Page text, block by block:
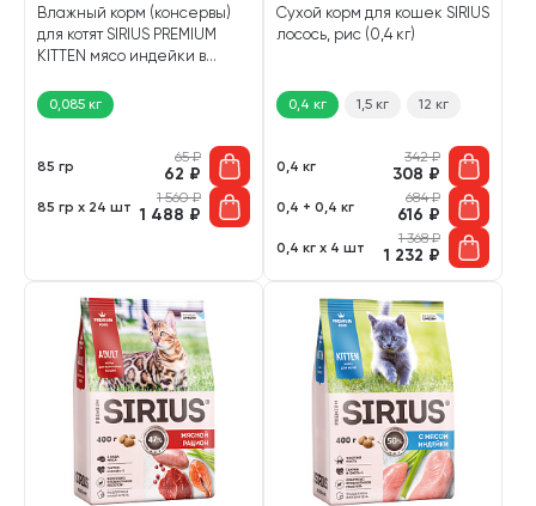
Влажный корм (консервы)
для котят SIRIUS PREMIUM
KITTEN мясо индейки в
0,085 кг
85 гр
65₽
62 ₽
85 гр х 24 шт
1 560₽
1 488 ₽
Сухой корм для кошек SIRIUS
лосось, рис (0,4 кг)
0,4 кг 1,5 кг 12 кг
0,4 кг
342₽
308 ₽
0,4 + 0,4 кг
684₽
616 ₽
0,4 кг х 4 шт
1 368₽
1 232 ₽